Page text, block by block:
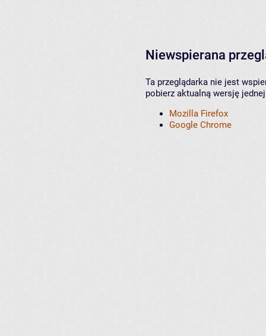
Niewspierana
Ta przeglądarka nie jest
pobierz aktualną wersję
Mozilla Firefox
Google Chrome